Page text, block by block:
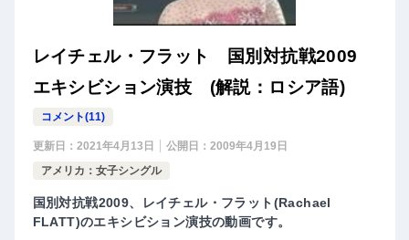
レイチェル・フラット 国別対抗戦2009
エキシビション演技 (解説：ロシア語)
コメント(11)
更新日： 2021年4月13日 公開日： 2009年4月19日
アメリカ：女子シングル
国別対抗戦2009、レイチェル・フラット(Rachael
FLATT)のエキシビション演技の動画です。